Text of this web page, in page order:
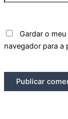
electrónico*
Gardar o
navegador para a